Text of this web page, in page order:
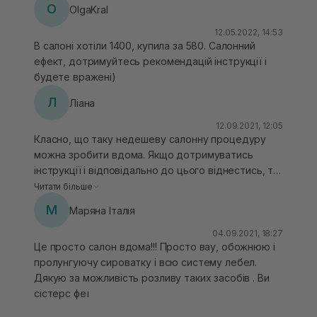
першого разу використання. Навіть уявити не
можу, яке волосся може стати після повноцінного
курсу! Головне, все правильно використовувати,
як і з будь яким професійним засобом ☝
O OlgaKral
12.05.2022, 14:53
В салоні хотіли 1400, купила за 580. Салонний
ефект, дотримуйтесь рекомендацій інструкції і
будете вражені)
Л Ліана
12.09.2021, 12:05
Класно, що таку недешеву салонну процедуру
можна зробити вдома. Якщо дотримуватись
інструкції і відповідально до цього віднестись, то
результат буде вау. Волосся після процедурки
рівне, блискуче, розсипчасте.
Читати більше
М Маряна Італія
04.09.2021, 18:27
Це просто салон вдома!!! Просто вау, обожнюю і
пролунгуючу сироватку і всю систему лебел.
Дякую за можливість розливу таких засобів . Ви
сістерс феї